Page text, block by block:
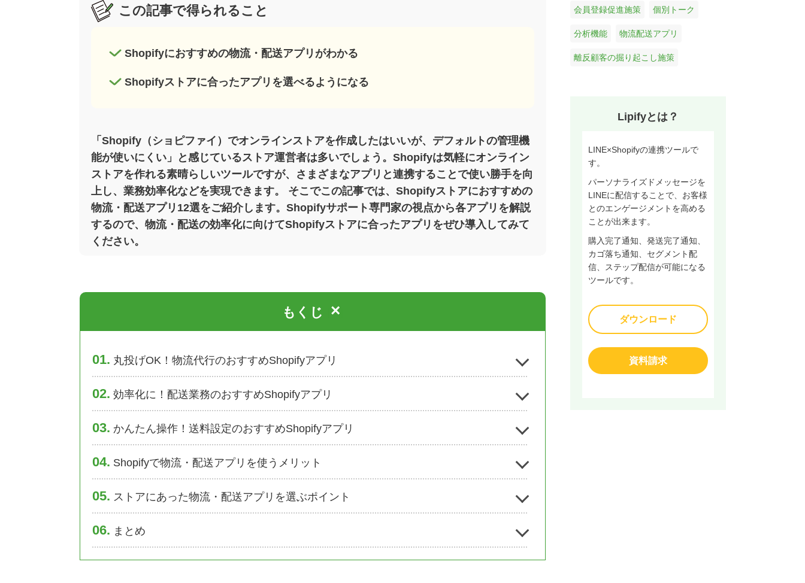
この記事で得られること
Shopifyにおすすめの物流・配送アプリがわかる
Shopifyストアに合ったアプリを選べるようになる
「Shopify（ショピファイ）でオンラインストアを作成したはいいが、デフォルトの管理機
能が使いにくい」と感じているストア運営者は多いでしょう。Shopifyは気軽にオンライン
ストアを作れる素晴らしいツールですが、さまざまなアプリと連携することで使い勝手を向
上し、業務効率化などを実現できます。 そこでこの記事では、Shopifyストアにおすすめの
物流・配送アプリ12選をご紹介します。Shopifyサポート専門家の視点から各アプリを解説
するので、物流・配送の効率化に向けてShopifyストアに合ったアプリをぜひ導入してみて
ください。
もくじ ×
1 丸投げOK！物流代行のおすすめShopifyアプリ
2 効率化に！配送業務のおすすめShopifyアプリ
3 かんたん操作！送料設定のおすすめShopifyアプリ
4 Shopifyで物流・配送アプリを使うメリット
5 ストアにあった物流・配送アプリを選ぶポイント
6 まとめ
会員登録促進施策 個別トーク
分析機能 物流配送アプリ
離反顧客の掘り起こし施策
Lipifyとは？
LINE×Shopifyの連携ツールで
す。
パーソナライズドメッセージを
LINEに配信することで、お客様
とのエンゲージメントを高める
ことが出来ます。
購入完了通知、発送完了通知、
カゴ落ち通知、セグメント配
信、ステップ配信が可能になる
ツールです。
ダウンロード
資料請求